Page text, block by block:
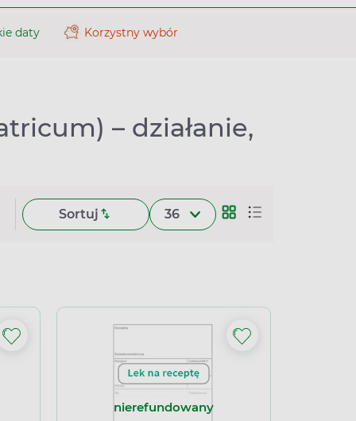
daty Korzystny wybór
– działanie,
Sortuj 36
nierefundowany